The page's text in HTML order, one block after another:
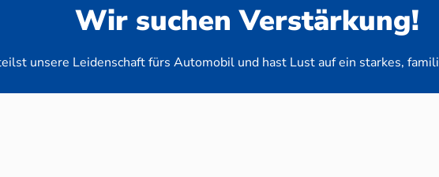
Wir suchen Verstärkung!
unsere Leidenschaft fürs Automobil und hast Lust auf ein starkes,